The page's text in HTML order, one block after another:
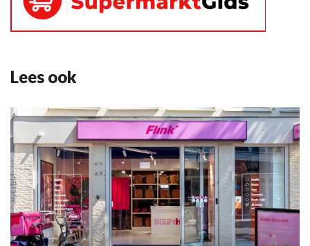
Lees ook